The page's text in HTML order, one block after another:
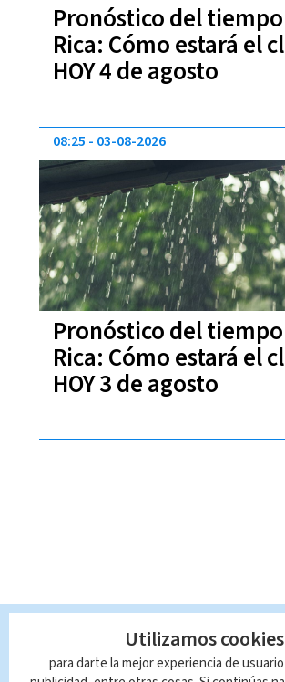
Pronóstico del tiempo
Rica: Cómo estará el
HOY 4 de agosto
Pronóstico del tiempo
Rica: Cómo estará el
HOY 3 de agosto
08:25 03-08-2026
Utilizamos cookies
para darte la mejor experiencia de